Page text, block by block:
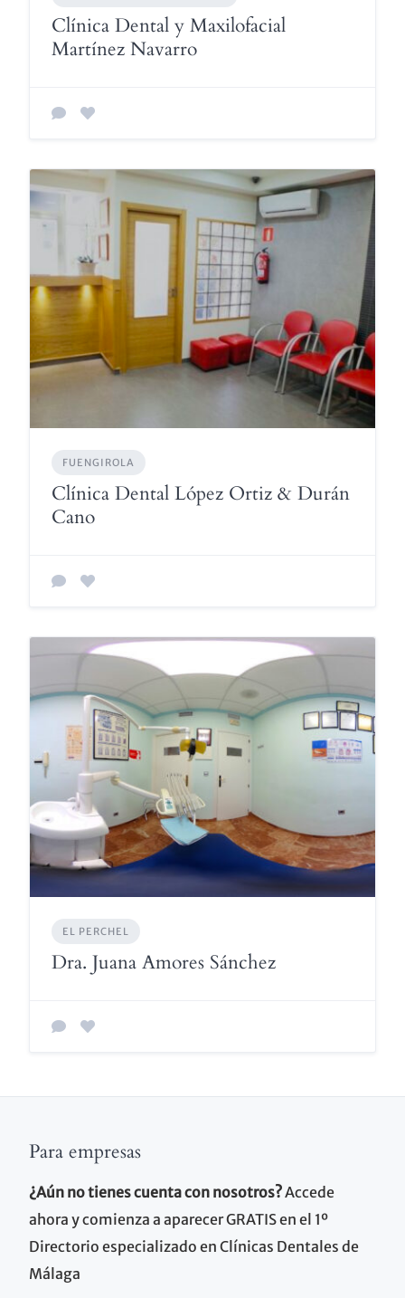
Clínica Dental y Maxilofacial
Martínez Navarro
FUENGIROLA
Clínica Dental López Ortiz & Durán
Cano
EL PERCHEL
Dra. Juana Amores Sánchez
Para empresas
¿Aún no tienes cuenta con nosotros?Accede
ahora y comienza a aparecer GRATIS en el 1º
Directorio especializado en Clínicas Dentales de
Málaga